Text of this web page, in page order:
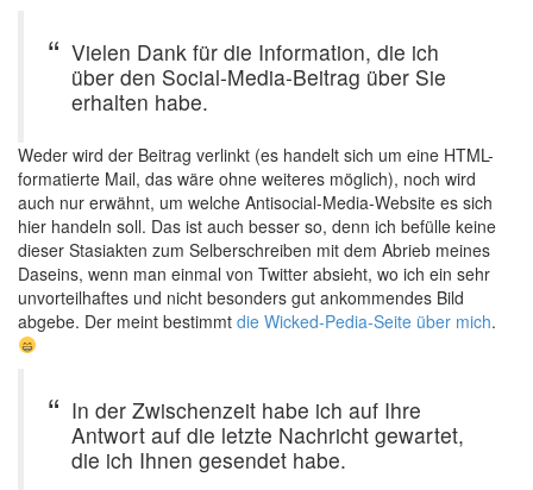
Vielen Dank für die Information, die ich
über den Social-Media-Beitrag über Sie
erhalten habe.
Weder wird der Beitrag verlinkt (es handelt sich um eine HTML-
formatierte Mail, das wäre ohne weiteres möglich), noch wird
auch nur erwähnt, um welche Antisocial-Media-Website es sich
hier handeln soll. Das ist auch besser so, denn ich befülle keine
dieser Stasiakten zum Selberschreiben mit dem Abrieb meines
Daseins, wenn man einmal von Twitter absieht, wo ich ein sehr
unvorteilhaftes und nicht besonders gut ankommendes Bild
abgebe. Der meint bestimmt die Wicked-Pedia-Seite über mich.
In der Zwischenzeit habe ich auf Ihre
Antwort auf die letzte Nachricht gewartet,
die ich Ihnen gesendet habe.